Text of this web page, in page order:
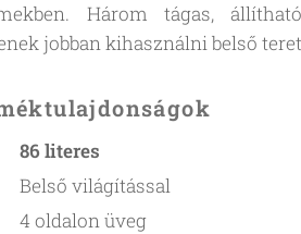
Három tágas,
jobban kihasználni belső
86 literes
Belső világítással
4 oldalon üveg